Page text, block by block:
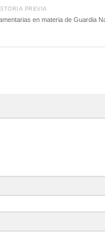
PREVIA
en materia de Guardia